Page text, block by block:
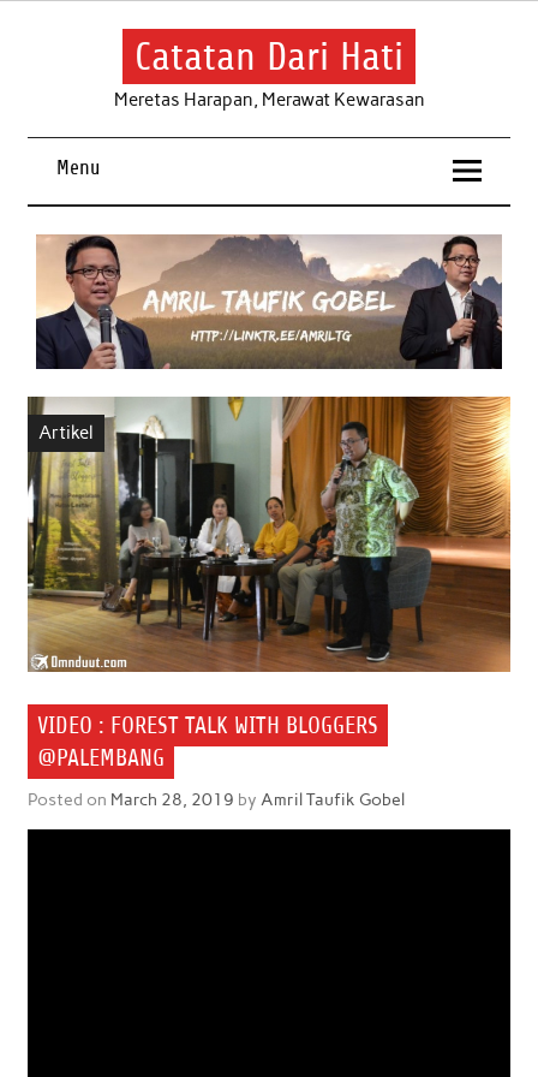
Skip
Catatan Dari Hati
Meretas Harapan, Merawat Kewarasan
Menu
Artikel
VIDEO : FOREST TALK WITH BLOGGERS
@PALEMBANG
Posted on March 28, 2019 by Amril Taufik Gobel